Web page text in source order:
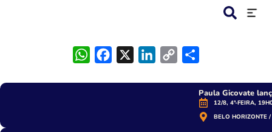
WhatsAppFacebook LinkedIn
Copy
Paula Gicovate
12/8, 4ª-FEIRA,
BELO HORIZONTE